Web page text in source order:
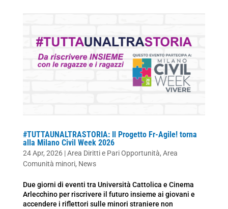
#TUTTAUNALTRASTORIA: Il Progetto Fr-Agile! torna
alla Milano Civil Week 2026
24 Apr, 2026|Area Diritti e Pari Opportunità, Area
Comunità minori, News
Due giorni di eventi tra Università Cattolica e Cinema
Arlecchino per riscrivere il futuro insieme ai giovani e
accendere i riflettori sulle minori straniere non